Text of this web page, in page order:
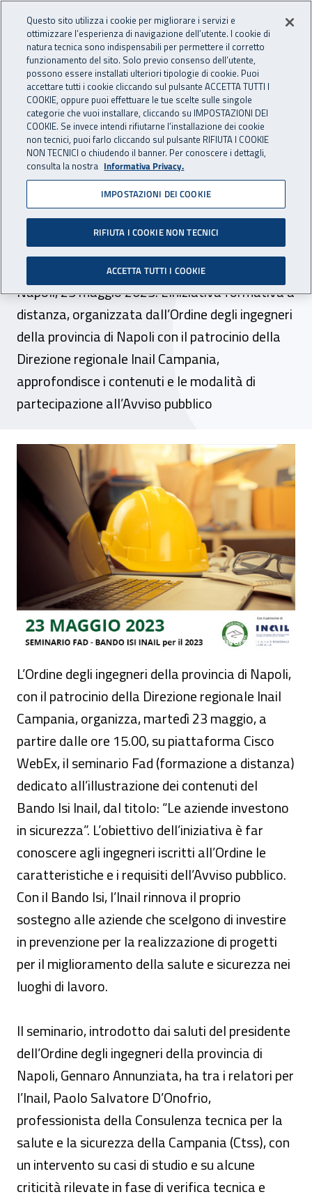
INAIL - Istituto Nazionale
Apri cerca
Navigazione principale
Navigazione - Ti trovi in:
Home Inail comunica Eventi
23 maggio 2023
Evento online - Seminario
Bando Isi Inail “Le aziende
investono in sicurezza”
Napoli, 23 maggio 2023. L’iniziativa formativa a
distanza, organizzata dall’Ordine degli ingegneri
della provincia di Napoli con il patrocinio della
Direzione regionale Inail Campania,
approfondisce i contenuti e le modalità di
partecipazione all’Avviso pubblico
Evento online - Seminario Bando Isi Inail
L’Ordine degli ingegneri della provincia di Napoli,
con il patrocinio della Direzione regionale Inail
Campania, organizza, martedì 23 maggio, a
partire dalle ore 15.00, su piattaforma Cisco
WebEx, il seminario Fad (formazione a distanza)
dedicato all’illustrazione dei contenuti del
Bando Isi Inail, dal titolo: “Le aziende investono
in sicurezza”. L’obiettivo dell’iniziativa è far
conoscere agli ingegneri iscritti all’Ordine le
caratteristiche e i requisiti dell’Avviso pubblico.
Con il Bando Isi, l’Inail rinnova il proprio
sostegno alle aziende che scelgono di investire
in prevenzione per la realizzazione di progetti
per il miglioramento della salute e sicurezza nei
luoghi di lavoro.
Il seminario, introdotto dai saluti del presidente
dell’Ordine degli ingegneri della provincia di
Napoli, Gennaro Annunziata, ha tra i relatori per
l’Inail, Paolo Salvatore D’Onofrio,
professionista della Consulenza tecnica per la
salute e la sicurezza della Campania (Ctss), con
un intervento su casi di studio e su alcune
criticità rilevate in fase di verifica tecnica e
Questo sito utilizza i cookie per migliorare i servizi e
ottimizzare l’esperienza di navigazione dell’utente. I cookie di
natura tecnica sono indispensabili per permettere il corretto
funzionamento del sito. Solo previo consenso dell’utente,
possono essere installati ulteriori tipologie di cookie. Puoi
accettare tutti i cookie cliccando sul pulsante ACCETTA TUTTI I
COOKIE, oppure puoi effettuare le tue scelte sulle singole
categorie che vuoi installare, cliccando su IMPOSTAZIONI DEI
COOKIE. Se invece intendi rifiutarne l’installazione dei cookie
non tecnici, puoi farlo cliccando sul pulsante RIFIUTA I COOKIE
NON TECNICI o chiudendo il banner. Per conoscere i dettagli,
consulta la nostra Informativa Privacy.
IMPOSTAZIONI DEI COOKIE
RIFIUTA I COOKIE NON TECNICI
ACCETTA TUTTI I COOKIE